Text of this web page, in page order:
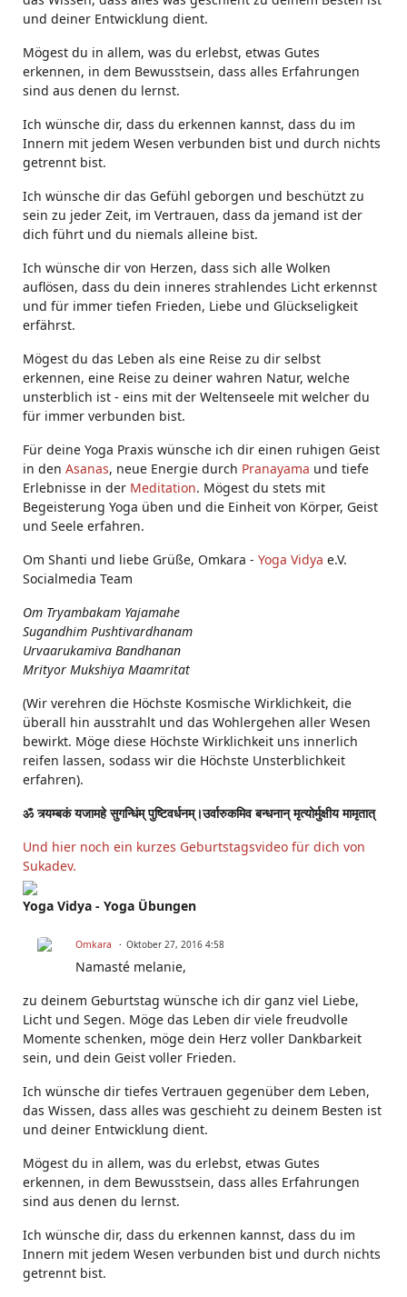
und deiner Entwicklung dient.
Mögest du in allem, was du erlebst, etwas Gutes
erkennen, in dem Bewusstsein, dass alles Erfahrungen
sind aus denen du lernst.
Ich wünsche dir, dass du erkennen kannst, dass du im
Innern mit jedem Wesen verbunden bist und durch nichts
getrennt bist.
Ich wünsche dir das Gefühl geborgen und beschützt zu
sein zu jeder Zeit, im Vertrauen, dass da jemand ist der
dich führt und du niemals alleine bist.
Ich wünsche dir von Herzen, dass sich alle Wolken
auflösen, dass du dein inneres strahlendes Licht erkennst
und für immer tiefen Frieden, Liebe und Glückseligkeit
erfährst.
Mögest du das Leben als eine Reise zu dir selbst
erkennen, eine Reise zu deiner wahren Natur, welche
unsterblich ist - eins mit der Weltenseele mit welcher du
für immer verbunden bist.
Für deine Yoga Praxis wünsche ich dir einen ruhigen Geist
in den Asanas, neue Energie durch Pranayama und tiefe
Erlebnisse in der Meditation. Mögest du stets mit
Begeisterung Yoga üben und die Einheit von Körper, Geist
und Seele erfahren.
Om Shanti und liebe Grüße, Omkara - Yoga Vidya e.V.
Socialmedia Team
Om Tryambakam Yajamahe
Sugandhim Pushtivardhanam
Urvaarukamiva Bandhanan
Mrityor Mukshiya Maamritat
(Wir verehren die Höchste Kosmische Wirklichkeit, die
überall hin ausstrahlt und das Wohlergehen aller Wesen
bewirkt. Möge diese Höchste Wirklichkeit uns innerlich
reifen lassen, sodass wir die Höchste Unsterblichkeit
erfahren).
ॐ त्र्यम्बकं यजामहे सुगन्धिंम् पुष्टिवर्धनम्।उर्वारुकमिव बन्धनान् मृत्योर्मुक्षीय मामृतात्
Und hier noch ein kurzes Geburtstagsvideo für dich von
Sukadev.
Yoga Vidya - Yoga Übungen
Omkara Oktober 27, 2016 4:58
Namasté melanie,
zu deinem Geburtstag wünsche ich dir ganz viel Liebe,
Licht und Segen. Möge das Leben dir viele freudvolle
Momente schenken, möge dein Herz voller Dankbarkeit
sein, und dein Geist voller Frieden.
Ich wünsche dir tiefes Vertrauen gegenüber dem Leben,
das Wissen, dass alles was geschieht zu deinem Besten ist
und deiner Entwicklung dient.
Mögest du in allem, was du erlebst, etwas Gutes
erkennen, in dem Bewusstsein, dass alles Erfahrungen
sind aus denen du lernst.
Ich wünsche dir, dass du erkennen kannst, dass du im
Innern mit jedem Wesen verbunden bist und durch nichts
getrennt bist.